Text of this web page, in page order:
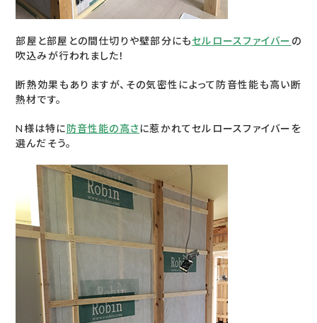
部屋と部屋との間仕切りや壁部分にもセルロースファイバー の
吹込みが行われました！
断熱効果もありますが、その気密性によって防音性能も高い断
熱材です。
N様は特に防音性能の高さに惹かれてセルロースファイバーを
選んだそう。